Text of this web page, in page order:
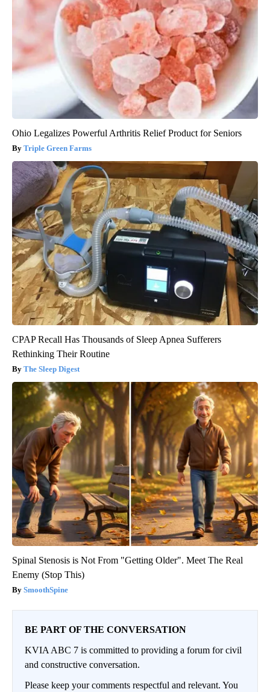
Ohio Legalizes Powerful Arthritis Relief Product for Seniors
Triple Green Farms
CPAP Recall Has Thousands of Sleep Apnea Sufferers
Rethinking Their Routine
The Sleep Digest
Spinal Stenosis is Not From "Getting Older". Meet The Real
Enemy (Stop This)
SmoothSpine
BE PART OF THE CONVERSATION
KVIA ABC 7 is committed to providing a forum for civil
and constructive conversation.
Please keep your comments respectful and relevant. You